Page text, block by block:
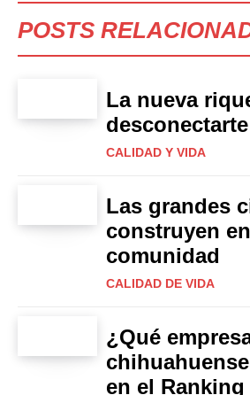
POSTS
La nueva
desconectarte
CALIDAD Y VIDA
Las grandes
construyen en
comunidad
CALIDAD DE VIDA
¿Qué
en el Ranking